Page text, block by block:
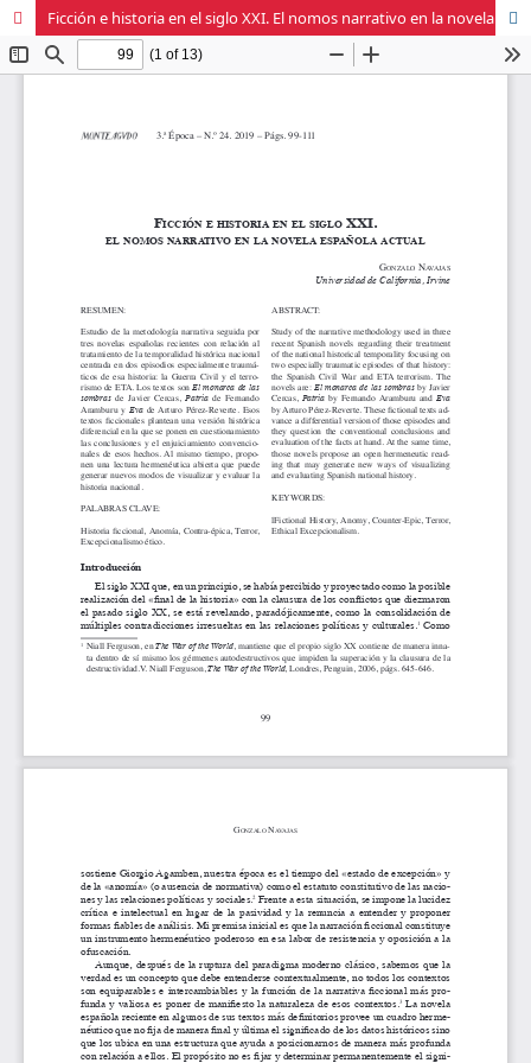
Ficción e historia en el siglo XXI. El nomos narrativo en la novela española actual.